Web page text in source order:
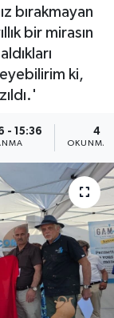
bırakmayan
bir mirasın
ki,
- 15:36 4
OKUNMA